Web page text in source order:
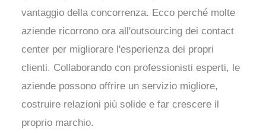
vantaggio della concorrenza. Ecco perché molte
aziende ricorrono ora all'outsourcing dei contact
center per migliorare l'esperienza dei propri
clienti. Collaborando con professionisti esperti, le
aziende possono offrire un servizio migliore,
costruire relazioni più solide e far crescere il
proprio marchio.